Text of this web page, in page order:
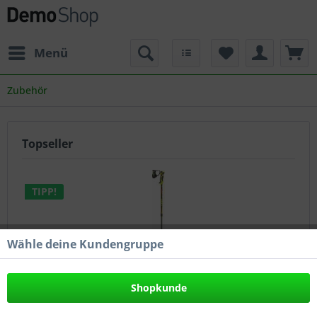
Menü
Zubehör
Topseller
TIPP!
VENOM VARIO S
Wähle deine Kundengruppe
Shopkunde